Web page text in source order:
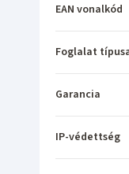
EAN vonalkód
Foglalat
Garancia
IP-védettség